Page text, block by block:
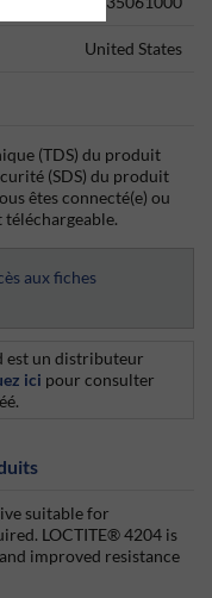
United States
(TDS) du produit
(SDS) du produit
êtes connecté(e) ou
aux fiches
est un distributeur
ici pour consulter
suitable for
LOCTITE® 4204 is
improved resistance